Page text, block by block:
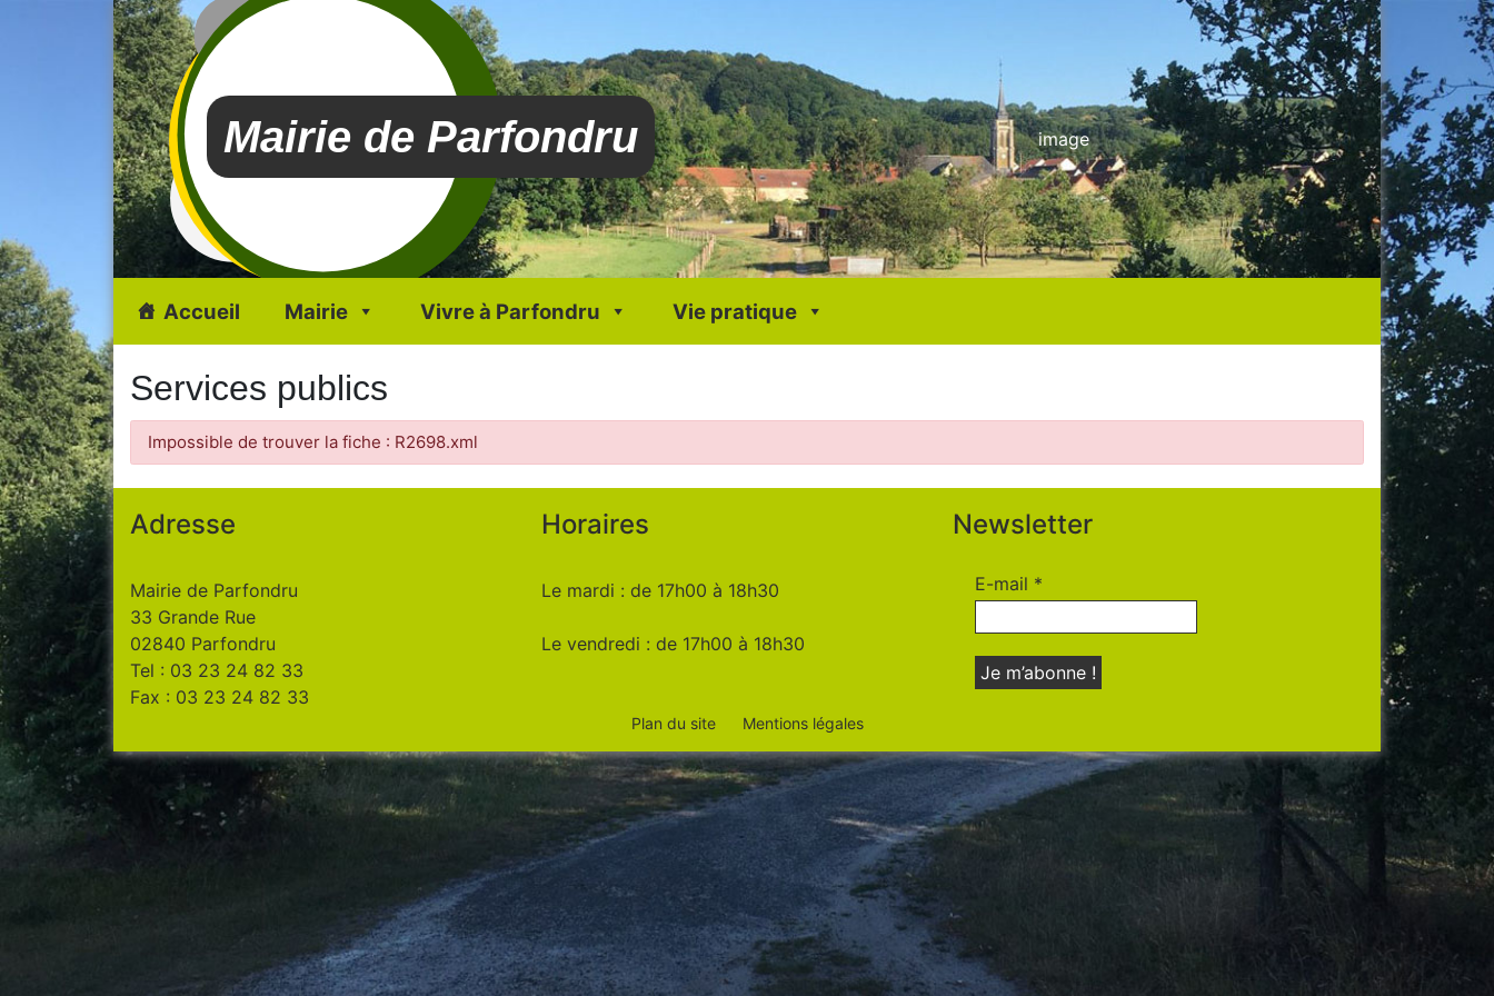
Mairie de Parfondru image
Accueil Mairie Vivre à Parfondru Vie pratique
Services publics
Impossible de trouver la fiche : R2698.xml
Adresse
Mairie de Parfondru
33 Grande Rue
02840 Parfondru
Tel : 03 23 24 82 33
Fax : 03 23 24 82 33
Horaires
Le mardi : de 17h00 à 18h30
Le vendredi : de 17h00 à 18h30
Newsletter
E-mail *
Plan du site Mentions légales